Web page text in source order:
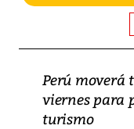
Perú moverá
viernes para
turismo